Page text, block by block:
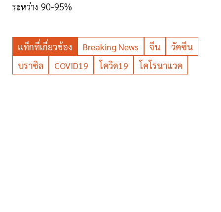
ระหว่าง 90-95%
แท็กที่เกี่ยวข้อง Breaking News จีน
วัคซีน
บราซิล
COVID19 โควิด19 โคโรนาแวค